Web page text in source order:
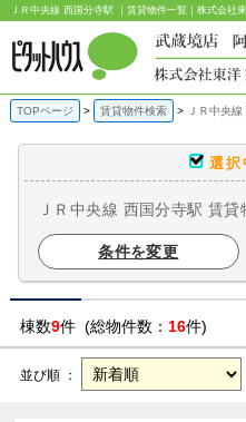
ＪＲ中央線 西国分寺駅 ｜賃貸物件一覧｜株式会社
TOPページ 賃貸物件検索 ＪＲ中央
選択
ＪＲ中央線 西国分寺駅 賃貸
条件を変更
棟数9件 (総物件数： 16件)
並び順 ：